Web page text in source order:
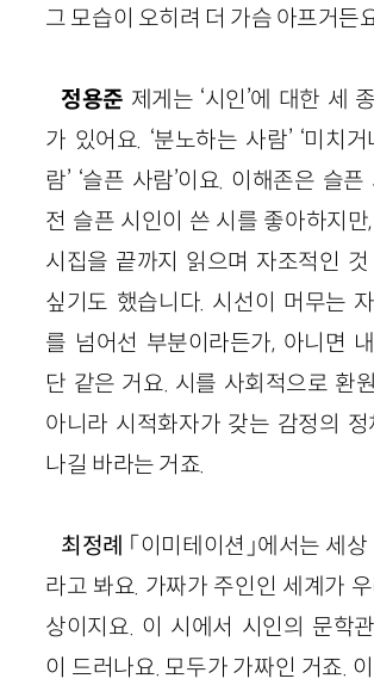
그 모습이 오히려 더 가슴 아프거든
정용준 제게는 ‘시인’에 대한 세
가 있어요. ‘분노하는 사람’ ‘미치
람’ ‘슬픈 사람’이요. 이해존은 슬
전 슬픈 시인이 쓴 시를 좋아하지만
시집을 끝까지 읽으며 자조적인
싶기도 했습니다. 시선이 머무는
를 넘어선 부분이라든가, 아니면
단 같은 거요. 시를 사회적으로 환
아니라 시적화자가 갖는 감정의
나길 바라는 거죠.
최정례 「이미테이션」에서는 세
라고 봐요. 가짜가 주인인 세계가
상이지요. 이 시에서 시인의 문학
이 드러나요. 모두가 가짜인 거죠.